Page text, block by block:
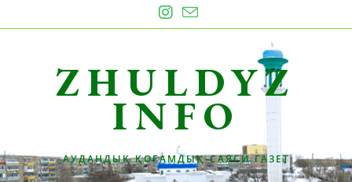
to
ZHULDYZ
INFO
АУДАНДЫҚ ҚОҒАМДЫҚ-САЯСИ ГАЗЕТ